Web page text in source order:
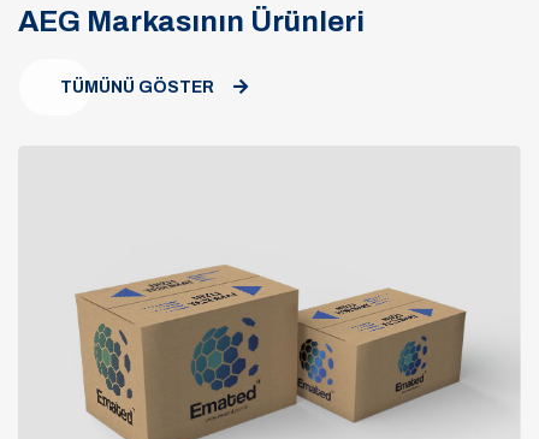
AEG Markasının Ürünleri
TÜMÜNÜ GÖSTER